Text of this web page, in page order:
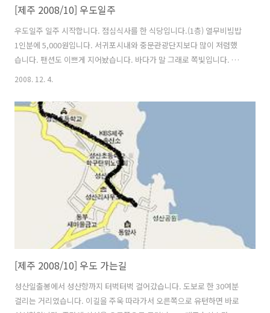
[제주 2008/10] 우도일주
우도일주 일주 시작합니다. 점심식사를 한 식당입니다.(1층) 열무비빔밥
1인분에 5,000원입니다. 서귀포시내와 중문관광단지보다 많이 저렴했
습니다. 팬션도 이쁘게 지어놨습니다. 바다가 말 그래로 쪽빛입니다. 우
도항입니다. 조랑말 신토불이 : 몸과 땅은 둘이 될 수 없다. 우리몸에는 우
은것이여... 겠지요. 요즘엔 외국산이 국내산으로 둔갑한게 너무 많으니
믿고 먹을수가 있어야 말입니다. 판석은 우도팔경인 야항어범에 관한 석
서입니다. 야항어범(夜航漁帆) : 여름밤이 되면 고기잡이 어선들이 무리
를 지어 우도의 바다를 불빛으로 밝힌다. 이때가 되면 칡흙같이 어두운
날이라도 마을 안길은 그리 어둡지가 않ㅇ을 뿐만 아니라 밤 하늘까지도
2008. 12. 4.
[제주 2008/10] 우도 가는길
성산일출봉에서 성산항까지 터벅터벅 걸어갔습니다. 도보로 한 30여분
걸리는 거리였습니다. 이길을 주욱 따라가서 오른쪽으로 유턴하면 바로